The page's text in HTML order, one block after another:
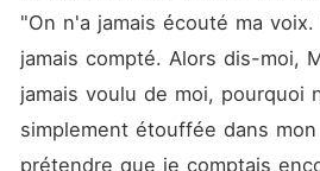
"On n'a jamais écouté ma
jamais compté. Alors dis-moi,
jamais voulu de moi, pourquoi
simplement étouffée dans
prétendre que je comptais